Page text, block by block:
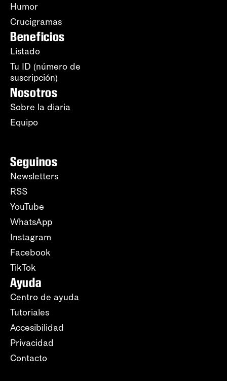
Humor
Crucigramas
Beneficios
Listado
Tu ID (número de
suscripción)
Nosotros
Sobre la diaria
Equipo
Seguinos
Newsletters
RSS
YouTube
WhatsApp
Instagram
Facebook
TikTok
Ayuda
Centro de ayuda
Tutoriales
Accesibilidad
Privacidad
Contacto